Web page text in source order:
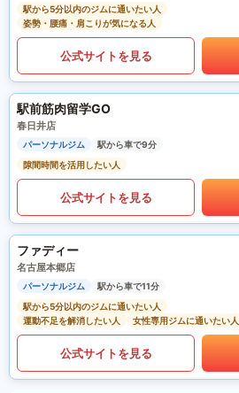
駅から5分以内のジムに通いたい人
姿勢・腰痛・肩こりが気になる人
公式サイトを見る
駅前筋肉留学GO
春日井店
パーソナルジム
駅から車で9分
隙間時間を活用したい人
公式サイトを見る
ファディー
名古屋本郷店
パーソナルジム
駅から車で11分
駅から5分以内のジムに通いたい人
運動不足を解消したい人
女性専用ジムに通いたい人
公式サイトを見る